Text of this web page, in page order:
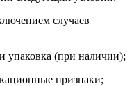
случаев
упаковка (при наличии);
признаки;